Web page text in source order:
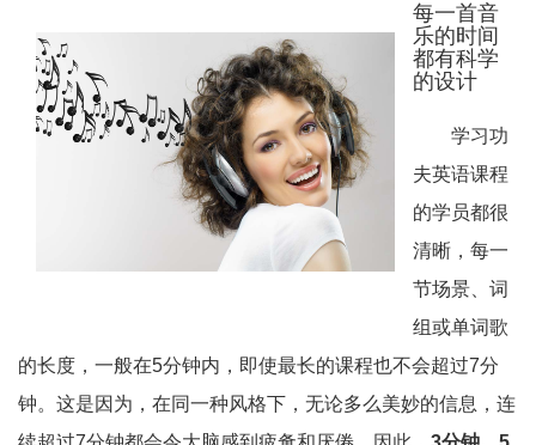
每一首音
乐的时间
都有科学
的设计
学习功
夫英语课程
的学员都很
清晰，每一
节场景、词
组或单词歌
的长度，一般在5分钟内，即使最长的课程也不会超过7分
钟。这是因为，在同一种风格下，无论多么美妙的信息，连